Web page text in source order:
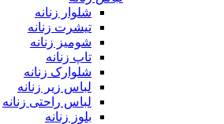
شلوار زنانه
تیشرت زنانه
شومیز زنانه
تاپ زنانه
شلوارک زنانه
لباس زیر زنانه
لباس راحتی زنانه
بلوز زنانه